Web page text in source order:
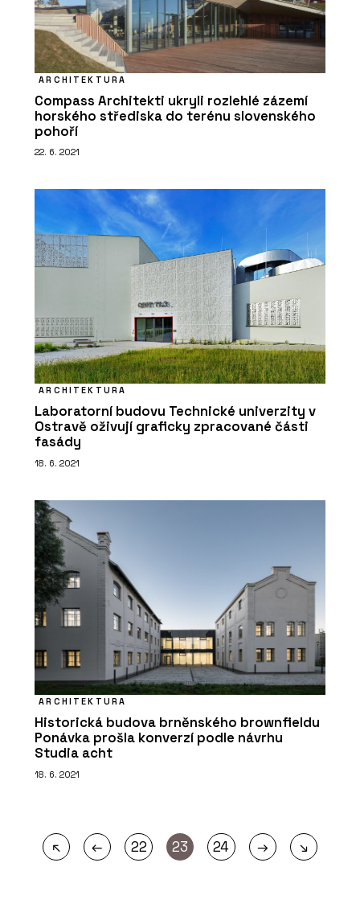
ARCHITEKTURA
Compass Architekti ukryli rozlehlé zázemí
horského střediska do terénu slovenského
pohoří
22. 6. 2021
ARCHITEKTURA
Laboratorní budovu Technické univerzity v
Ostravě oživují graficky zpracované části
fasády
18. 6. 2021
ARCHITEKTURA
Historická budova brněnského brownfieldu
Ponávka prošla konverzí podle návrhu
Studia acht
18. 6. 2021
↖ ← 22 23 24 → ↘